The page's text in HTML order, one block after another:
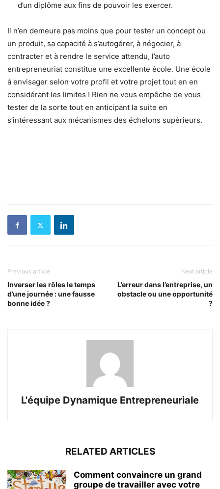
d’un diplôme aux fins de pouvoir les exercer.
Il n’en demeure pas moins que pour tester un concept ou
un produit, sa capacité à s’autogérer, à négocier, à
contracter et à rendre le service attendu, l’auto
entrepreneuriat constitue une excellente école. Une école
à envisager selon votre profil et votre projet tout en en
considérant les limites ! Rien ne vous empêche de vous
tester de la sorte tout en anticipant la suite en
s’intéressant aux mécanismes des échelons supérieurs.
Previous article
Inverser les rôles le temps
d’une journée : une fausse
bonne idée ?
Next article
L’erreur dans l’entreprise, un
obstacle ou une opportunité
?
L'équipe Dynamique Entrepreneuriale
RELATED ARTICLES
Comment convaincre un grand
groupe de travailler avec votre